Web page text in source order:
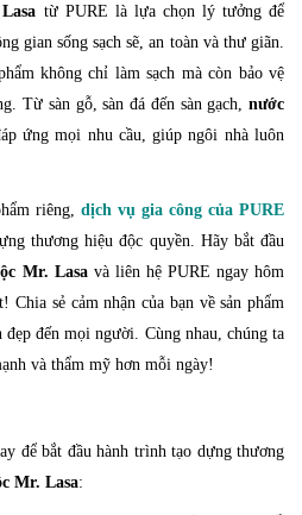
từ PURE là lựa chọn lý tưởng để
gian sống sạch sẽ, an toàn và thư giãn.
không chỉ làm sạch mà còn bảo vệ
Từ sàn gỗ, sàn đá đến sàn gạch, nước
ứng mọi nhu cầu, giúp ngôi nhà luôn
riêng, dịch vụ gia công của PURE
thương hiệu độc quyền. Hãy bắt đầu
Mr. Lasavà liên hệ PURE ngay hôm
Chia sẻ cảm nhận của bạn về sản phẩm
đến mọi người. Cùng nhau, chúng ta
và thẩm mỹ hơn mỗi ngày!
để bắt đầu hành trình tạo dựng thương
Mr. Lasa: